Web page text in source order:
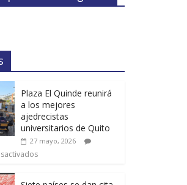
Plaza El Quinde reunirá
a los mejores
ajedrecistas
universitarios de Quito
27 mayo, 2026